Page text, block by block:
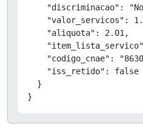
"discriminacao":
"valor_servicos":
    "aliquota": 2.01,
"codigo_cnae":
    "iss_retido": false
  }
}